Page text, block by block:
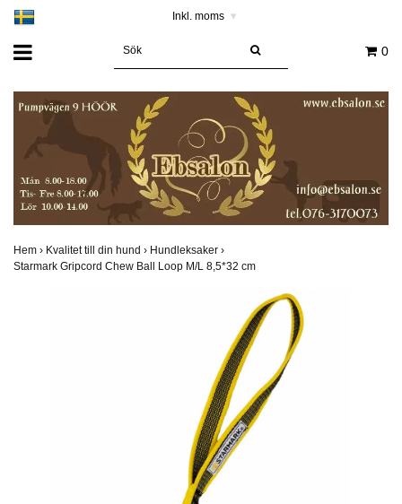
Inkl. moms ▾
0
Hem › Kvalitet till din hund › Hundleksaker ›
Starmark Gripcord Chew Ball Loop M/L 8,5*32 cm